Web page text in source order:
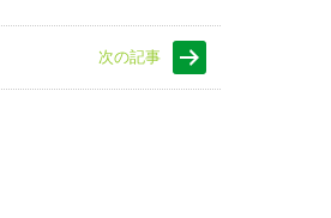
次の記事